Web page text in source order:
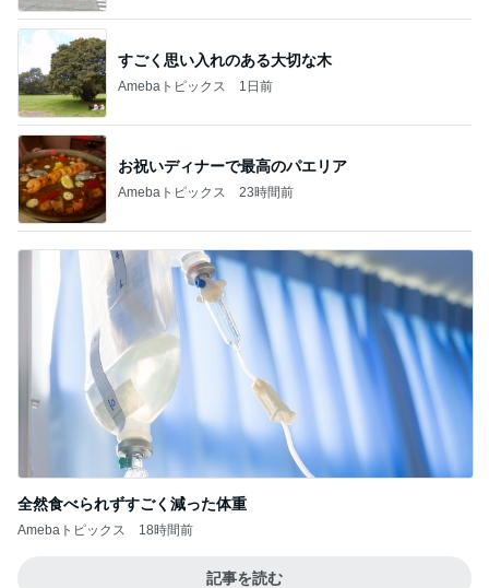
すごく思い入れのある大切な木
Amebaトピックス 1日前
お祝いディナーで最高のパエリア
Amebaトピックス 23時間前
全然食べられずすごく減った体重
Amebaトピックス 18時間前
記事を読む